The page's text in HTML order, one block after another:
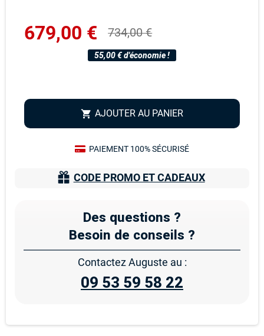
679,00 € 734,00 €
55,00 € d'économie !
shopping_cart AJOUTER AU PANIER
PAIEMENT 100% SÉCURISÉ
CODE PROMO ET CADEAUX
Des questions ?
Besoin de conseils ?
Contactez Auguste au :
09 53 59 58 22